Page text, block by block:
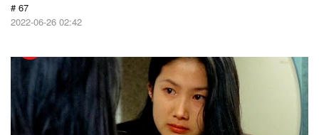
# 67
2022-06-26 02:42